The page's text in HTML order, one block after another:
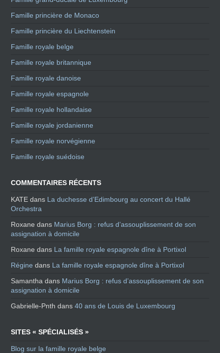
Famille princière de Monaco
Famille princière du Liechtenstein
Famille royale belge
Famille royale britannique
Famille royale danoise
Famille royale espagnole
Famille royale hollandaise
Famille royale jordanienne
Famille royale norvégienne
Famille royale suédoise
COMMENTAIRES RÉCENTS
KATE dans La duchesse d’Edimbourg au concert du Hallé
Orchestra
Roxane dans Marius Borg : refus d’assouplissement de son
assignation à domicile
Roxane dans La famille royale espagnole dîne à Portixol
Régine dans La famille royale espagnole dîne à Portixol
Samantha dans Marius Borg : refus d’assouplissement de son
assignation à domicile
Gabrielle-Pnth dans40 ans de Louis de Luxembourg
SITES « SPÉCIALISÉS »
Blog sur la famille royale belge